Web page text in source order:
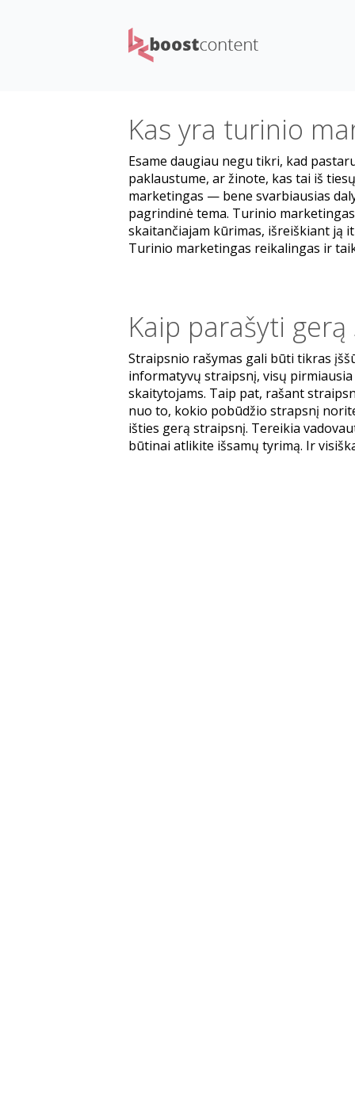
Kas yra turinio
Esame daugiau negu tikri, kad
paklaustume, ar žinote, kas tai iš
marketingas — bene svarbiausias
pagrindinė tema. Turinio
skaitančiajam kūrimas, išreiškiant ją
Turinio marketingas reikalingas ir
Kaip parašyti
Straipsnio rašymas gali būti tikras
informatyvų straipsnį, visų
skaitytojams. Taip pat, rašant
nuo to, kokio pobūdžio strapsnį
išties gerą straipsnį. Tereikia
būtinai atlikite išsamų tyrimą. Ir